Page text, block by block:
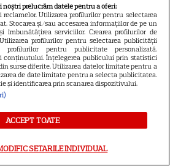
VEDETE STRĂINE
Amal Clooney începe ziua cu
supă de alge! Dieta simplă și
rutina de sport a soției lui
George Clooney
RECOMANDĂRI
Poftiți pe la noi! Ce provocări le
noștri prelucrăm datele pentru a oferi:
reclamelor. Utilizarea profilurilor pentru selectarea
Stocarea și/sau accesarea informațiilor de pe un
îmbunătățirea serviciilor. Crearea profilurilor de
profilurilor pentru selectarea publicității
profilurilor pentru publicitate personalizată.
conținutului. Înțelegerea publicului prin statistici
surse diferite. Utilizarea datelor limitate pentru a
de date limitate pentru a selecta publicitatea.
și identificarea prin scanarea dispozitivului.
ACCEPT TOATE
SETARILE INDIVIDUAL